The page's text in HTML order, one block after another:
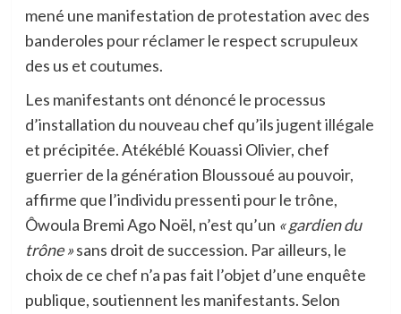
mené une manifestation de protestation avec des
banderoles pour réclamer le respect scrupuleux
des us et coutumes.
Les manifestants ont dénoncé le processus
d’installation du nouveau chef qu’ils jugent illégale
et précipitée. Atékéblé Kouassi Olivier, chef
guerrier de la génération Bloussoué au pouvoir,
affirme que l’individu pressenti pour le trône,
Ôwoula Bremi Ago Noël, n’est qu’un « gardien du
trône »sans droit de succession. Par ailleurs, le
choix de ce chef n’a pas fait l’objet d’une enquête
publique, soutiennent les manifestants. Selon